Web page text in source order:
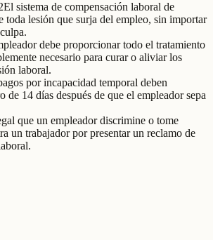
El sistema de compensación laboral de
toda lesión que surja del empleo, sin importar
debe proporcionar todo el tratamiento
necesario para curar o aliviar los
laboral.
por incapacidad temporal deben
de 14 días después de que el empleador sepa
que un empleador discrimine o tome
un trabajador por presentar un reclamo de